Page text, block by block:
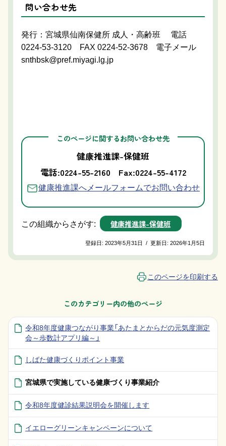
問い合わせ先
発行：宮城県仙南保健所 成人・高齢班 電話
0224-53-3120 FAX 0224-52-3678 電子メール
snthbsk@pref.miyagi.lg.jp
このページに関するお問い合わせ先
健康推進課-保健班
電話:0224-55-2160
Fax:0224-55-4172
健康推進課へメールフォームでお問い合わせ
この組織からさがす: 健康推進課-保健班
登録日:2023年5月31日 / 更新日:2026年1月5日
このページを印刷する
このカテゴリー内の他のページ
令和8年度健康つながり事業「あたまとからだの元気度測定
会～歩数計アプリ編～」
しばた健康づくりポイント事業
宮城県で実施している健康づくり事業紹介
令和8年度健診結果説明会を開催します
イエローグリーンキャンペーンについて